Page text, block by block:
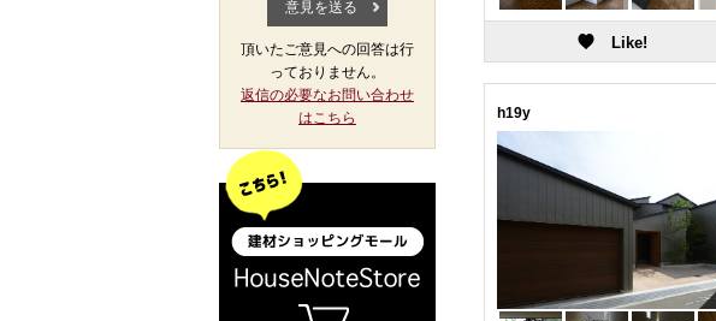
頂いたご意見への回答は行
っておりません。
返信の必要なお問い合わせ
はこちら
h19y